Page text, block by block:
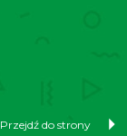
Przejdź do strony